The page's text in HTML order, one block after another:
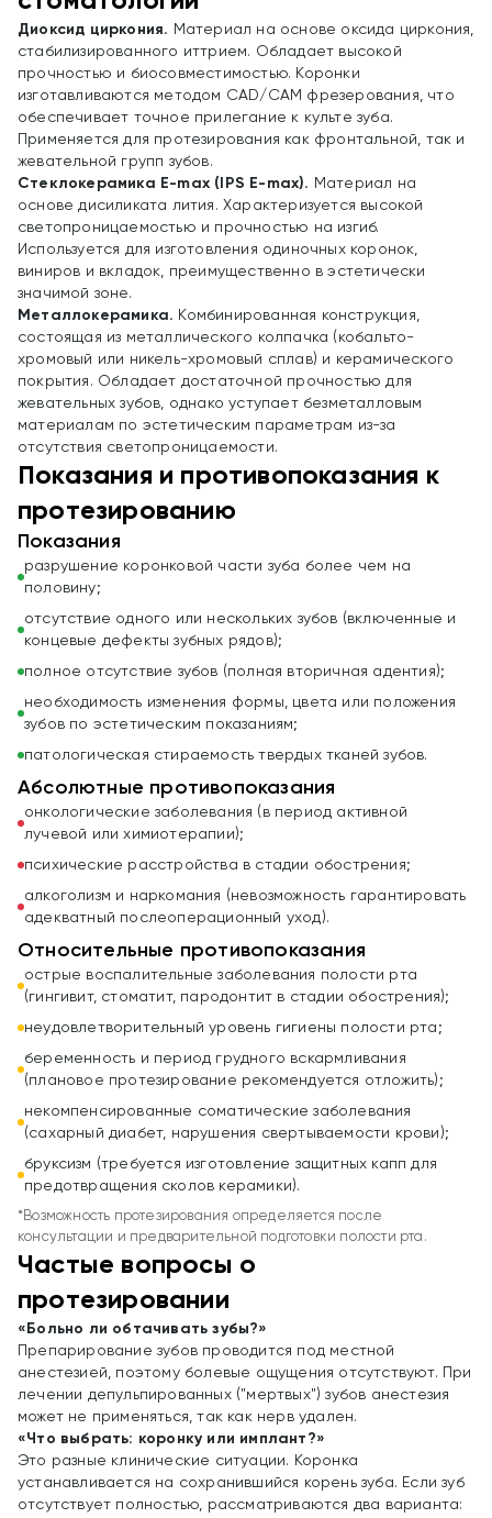
Диоксид циркония. Материал на основе оксида циркония,
стабилизированного иттрием. Обладает высокой
прочностью и биосовместимостью. Коронки
изготавливаются методом CAD/CAM фрезерования, что
обеспечивает точное прилегание к культе зуба.
Применяется для протезирования как фронтальной, так и
жевательной групп зубов.
Стеклокерамика E-max (IPS E-max). Материал на
основе дисиликата лития. Характеризуется высокой
светопроницаемостью и прочностью на изгиб.
Используется для изготовления одиночных коронок,
виниров и вкладок, преимущественно в эстетически
значимой зоне.
Металлокерамика. Комбинированная конструкция,
состоящая из металлического колпачка (кобальто-
хромовый или никель-хромовый сплав) и керамического
покрытия. Обладает достаточной прочностью для
жевательных зубов, однако уступает безметалловым
материалам по эстетическим параметрам из-за
отсутствия светопроницаемости.
Показания и противопоказания к
протезированию
Показания
разрушение коронковой части зуба более чем на
половину;
отсутствие одного или нескольких зубов (включенные и
концевые дефекты зубных рядов);
полное отсутствие зубов (полная вторичная адентия);
необходимость изменения формы, цвета или положения
зубов по эстетическим показаниям;
патологическая стираемость твердых тканей зубов.
Абсолютные противопоказания
онкологические заболевания (в период активной
лучевой или химиотерапии);
психические расстройства в стадии обострения;
алкоголизм и наркомания (невозможность гарантировать
адекватный послеоперационный уход).
Относительные противопоказания
острые воспалительные заболевания полости рта
(гингивит, стоматит, пародонтит в стадии обострения);
неудовлетворительный уровень гигиены полости рта;
беременность и период грудного вскармливания
(плановое протезирование рекомендуется отложить);
некомпенсированные соматические заболевания
(сахарный диабет, нарушения свертываемости крови);
бруксизм (требуется изготовление защитных капп для
предотвращения сколов керамики).
*Возможность протезирования определяется после
консультации и предварительной подготовки полости рта.
Частые вопросы о
протезировании
«Больно ли обтачивать зубы?»
Препарирование зубов проводится под местной
анестезией, поэтому болевые ощущения отсутствуют. При
лечении депульпированных ("мертвых") зубов анестезия
может не применяться, так как нерв удален.
«Что выбрать: коронку или имплант?»
Это разные клинические ситуации. Коронка
устанавливается на сохранившийся корень зуба. Если зуб
отсутствует полностью, рассматриваются два варианта: